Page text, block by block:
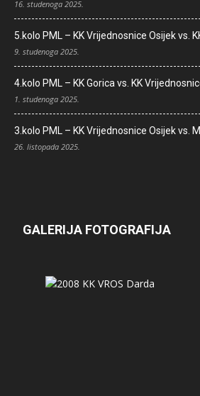
16. studenoga 2025.
5.kolo PML – KK Vrijednosnice Osijek vs.
9. studenoga 2025.
4.kolo PML – KK Gorica vs. KK
1. studenoga 2025.
3.kolo PML – KK Vrijednosnice Osijek vs.
26. listopada 2025.
GALERIJA FOTOGRAFIJA